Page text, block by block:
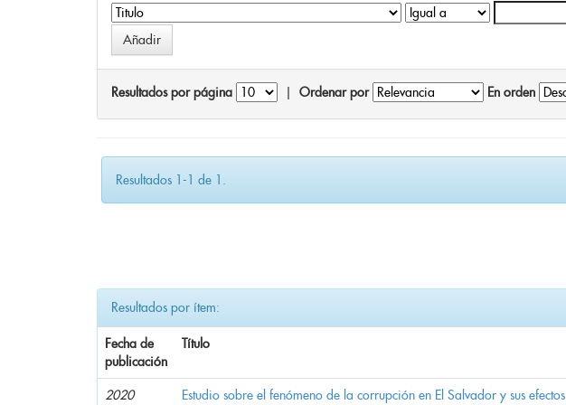
Resultados por página Ordenar por En orden
Resultados 1-1 de 1.
Resultados por ítem:
Fecha de
publicación
Título
2020 Estudio sobre el fenómeno de la corrupción en El Salvador y sus efectos